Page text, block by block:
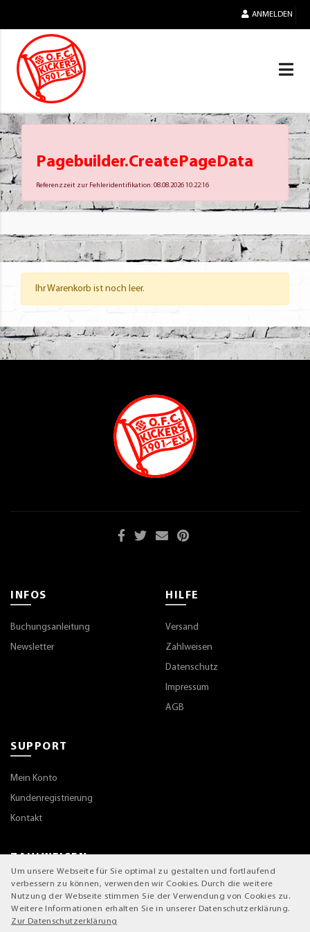
ANMELDEN
Pagebuilder.CreatePageData
Referenzzeit zur Fehleridentifikation: 08.08.2026 10:22:16
Ihr Warenkorb ist noch leer.
INFOS
Buchungsanleitung
Newsletter
HILFE
Versand
Zahlweisen
Datenschutz
Impressum
AGB
SUPPORT
Mein Konto
Kundenregistrierung
Kontakt
ZAHLWEISEN
Um unsere Webseite für Sie optimal zu gestalten und fortlaufend
verbessern zu können, verwenden wir Cookies. Durch die weitere
Nutzung der Webseite stimmen Sie der Verwendung von Cookies zu.
Weitere Informationen erhalten Sie in unserer Datenschutzerklärung.
Zur Datenschutzerklärung